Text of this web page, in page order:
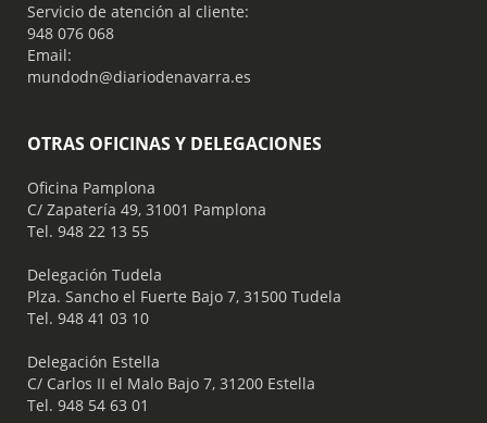
Servicio de atención al cliente:
948 076 068
Email:
mundodn@diariodenavarra.es
OTRAS OFICINAS Y DELEGACIONES
Oficina Pamplona
C/ Zapatería 49, 31001 Pamplona
Tel. 948 22 13 55
​ Delegación Tudela
Plza. Sancho el Fuerte Bajo 7, 31500 Tudela
Tel. 948 41 03 10
​ Delegación Estella
C/ Carlos II el Malo Bajo 7, 31200 Estella
Tel. 948 54 63 01